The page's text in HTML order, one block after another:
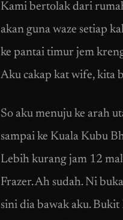
Kami bertolak dari
akan guna waze setiap
ke pantai timur jem
Aku cakap kat wife, kita
So aku menuju ke arah
sampai ke Kuala Kubu
Lebih kurang jam 12
Frazer. Ah sudah. Ni
sini dia bawak aku. Bukit